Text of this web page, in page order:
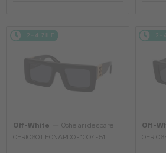
2-4 ZILE
Off-White
Ochelari de soare
OERI060 LEONARDO - 1007 - 51
2-
Off-